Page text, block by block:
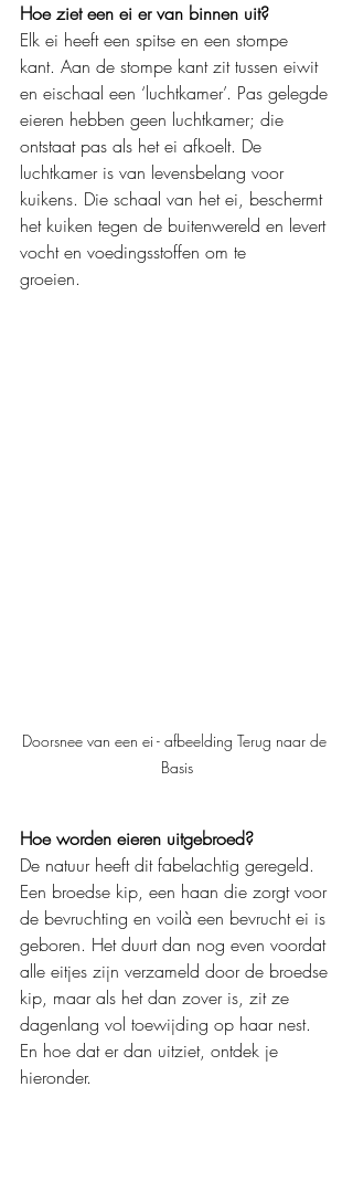
Hoe ziet een ei er van binnen uit?
Elk ei heeft een spitse en een stompe
kant. Aan de stompe kant zit tussen eiwit
en eischaal een ‘luchtkamer’. Pas gelegde
eieren hebben geen luchtkamer; die
ontstaat pas als het ei afkoelt. De
luchtkamer is van levensbelang voor
kuikens. Die schaal van het ei, beschermt
het kuiken tegen de buitenwereld en levert
vocht en voedingsstoffen om te
groeien.
Doorsnee van een ei - afbeelding Terug naar de
Basis
Hoe worden eieren uitgebroed?
De natuur heeft dit fabelachtig geregeld.
Een broedse kip, een haan die zorgt voor
de bevruchting en voilà een bevrucht ei is
geboren. Het duurt dan nog even voordat
alle eitjes zijn verzameld door de broedse
kip, maar als het dan zover is, zit ze
dagenlang vol toewijding op haar nest.
En hoe dat er dan uitziet, ontdek je
hieronder.